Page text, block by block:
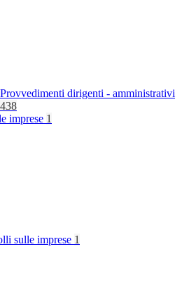
Provvedimenti dirigenti - amministrativi
438
imprese 1
sulle imprese 1